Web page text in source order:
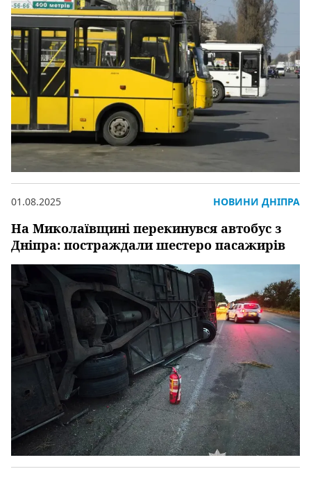
На Миколаївщині перекинувся автобус з
Дніпра: постраждали шестеро пасажирів
01.08.2025 НОВИНИ ДНІПРА